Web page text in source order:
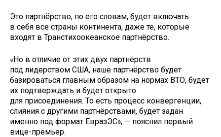
Это партнёрство, по его словам, будет включать
в себя все страны континента, даже те, которые
входят в Транстихоокеанское партнёрство.
«Но в отличие от этих двух партнёрств
под лидерством США, наше партнёрство будет
базироваться главным образом на нормах ВТО, будет
их подтверждать и будет открыто
для присоединения. То есть процесс конвергенции,
слияния с другими партнёрствами, будет задан
именно под формат ЕвразЭС», — пояснил первый
вице-премьер.